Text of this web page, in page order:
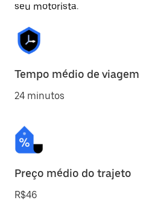
seu motorista.
Tempo médio de viagem
24 minutos
Preço médio do trajeto
R$46